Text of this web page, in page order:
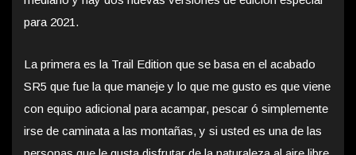
para 2021.
La primera es la Trail Edition que se basa en el acabado
SR5 que fue la que maneje y lo que me gusto es que viene
con equipo adicional para acampar, pescar ó simplemente
irse de caminata a las montañas, y si usted es una de las